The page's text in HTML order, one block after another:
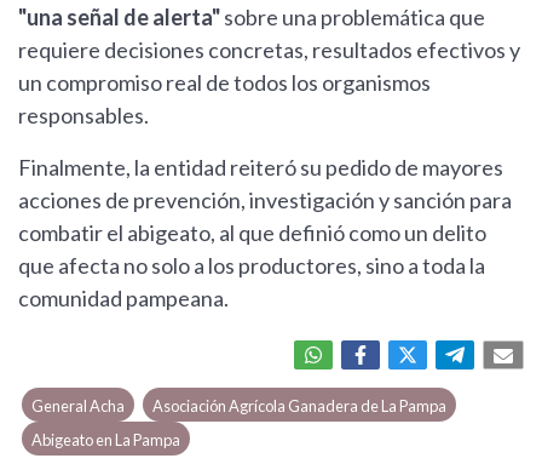
"una señal de alerta"sobre una problemática que
requiere decisiones concretas, resultados efectivos y
un compromiso real de todos los organismos
responsables.
Finalmente, la entidad reiteró su pedido de mayores
acciones de prevención, investigación y sanción para
combatir el abigeato, al que definió como un delito
que afecta no solo a los productores, sino a toda la
comunidad pampeana.
General Acha
Asociación Agrícola Ganadera de La Pampa
Abigeato en La Pampa